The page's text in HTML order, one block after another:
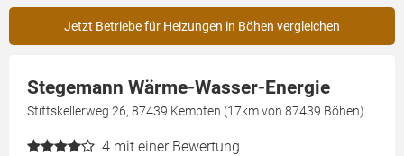
Jetzt Betriebe für Heizungen in Böhen vergleichen
Stegemann Wärme-Wasser-Energie
Stiftskellerweg 26, 87439 Kempten (17km von 87439 Böhen)
4 mit einer Bewertung